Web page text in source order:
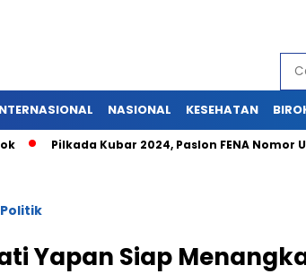
NASIONAL KESEHATAN
Pilkada Kubar 2024, Paslon FENA Nomor Urut
Politik
Yapan Siap